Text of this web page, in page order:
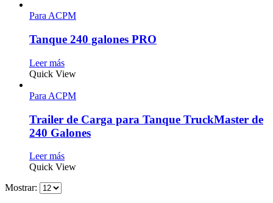
Para ACPM
Tanque 240 galones PRO
Leer más
Quick View
Para ACPM
Trailer de Carga para Tanque TruckMaster de
240 Galones
Leer más
Quick View
Mostrar: